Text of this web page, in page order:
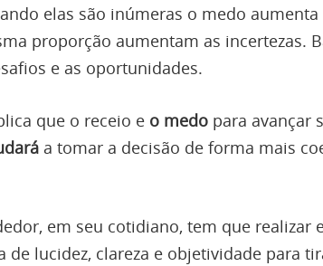
elas são inúmeras o medo
proporção aumentam as incertezas.
e as oportunidades.
que o receio e o medo para avançar
a tomar a decisão de forma mais
em seu cotidiano, tem que realizar
de lucidez, clareza e objetividade para